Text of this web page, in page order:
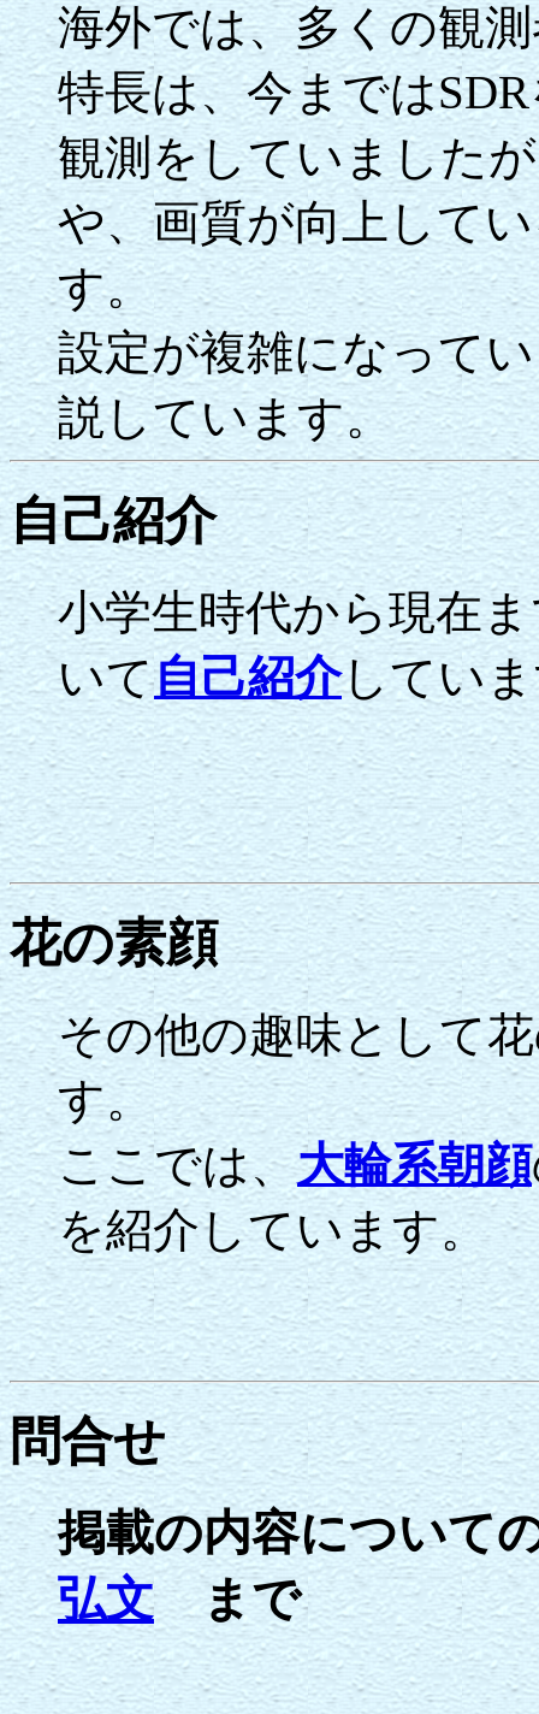
海外では、多くの観
特長は、今までは
観測をしていました
や、画質が向上して
す。
設定が複雑になって
説しています。
自己紹介
小学生時代から現在
いて自己紹介してい
花の素顔
その他の趣味として
す。
ここでは、大輪系朝顔
を紹介しています。
問合せ
掲載の内容について
弘文まで